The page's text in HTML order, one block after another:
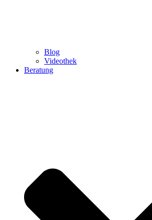
Blog
Videothek
Beratung